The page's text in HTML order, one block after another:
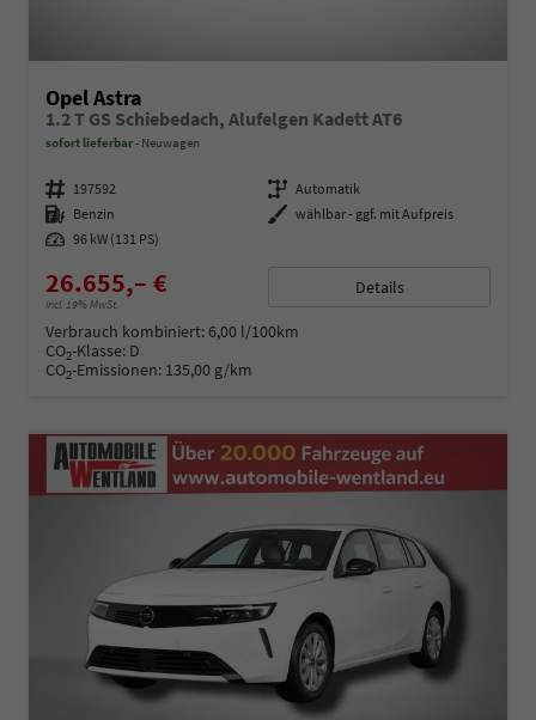
Opel Astra
1.2 T GS Schiebedach, Alufelgen Kadett AT6
sofort lieferbar Neuwagen
Fahrzeugnummer 197592 Getriebe Automatik
Kraftstoff Benzin Außenfarbe wählbar - ggf. mit Aufpreis
Leistung 96 kW (131 PS)
26.655,– €
incl. 19% MwSt.
Details
Verbrauch kombiniert:6,00 l/100km
CO2-Klasse: D
CO2-Emissionen: 135,00 g/km